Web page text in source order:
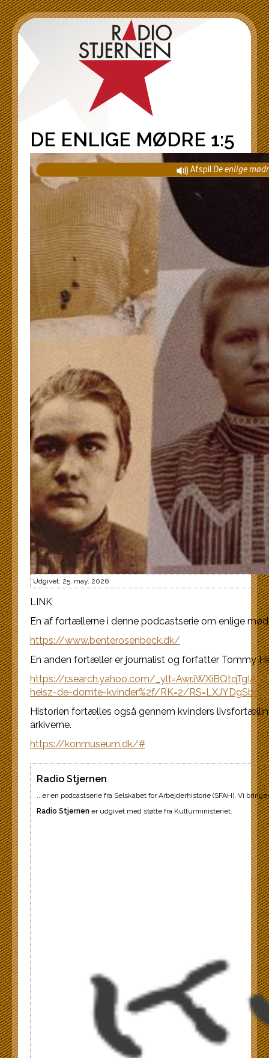
DE ENLIGE MØDRE 1:5
AfspilDe enlige
Udgivet: 25. may. 2026
LINK
En af fortællerne i denne podcastserie om enlige
https://www.benterosenbeck.dk/
En anden fortæller er journalist og forfatter Tommy
https://r.search.yahoo.com/
heisz-de-domte-kvinder%2f/RK=2/
Historien fortælles også gennem kvinders
arkiverne.
https://konmuseum.dk/#
Radio Stjernen
...er en podcastserie fra Selskabet for Arbejderhistorie (SFAH). Vi
Radio Stjernen er udgivet med støtte fra Kulturministeriet.